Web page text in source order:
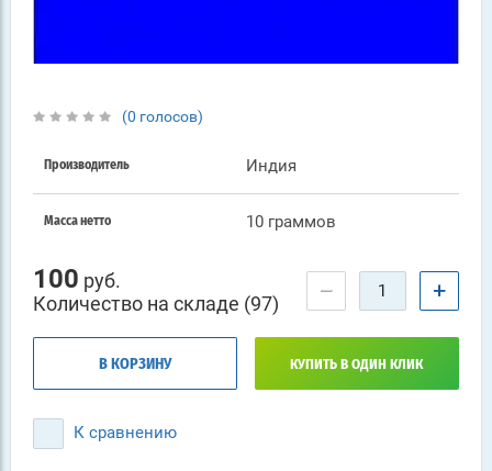
(0 голосов)
Производитель Индия
Масса нетто 10 граммов
100 руб.
Количество на складе (97)
− +
В КОРЗИНУ КУПИТЬ В ОДИН КЛИК
К сравнению